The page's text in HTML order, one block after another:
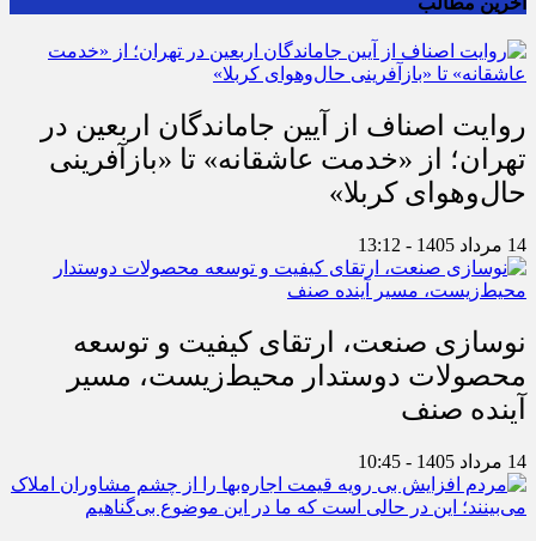
روایت اصناف از آیین جاماندگان اربعین در
تهران؛ از «خدمت عاشقانه» تا «بازآفرینی
حال‌وهوای کربلا»
14 مرداد 1405 - 13:12
نوسازی صنعت، ارتقای کیفیت و توسعه
محصولات دوستدار محیط‌زیست، مسیر
آینده صنف
14 مرداد 1405 - 10:45